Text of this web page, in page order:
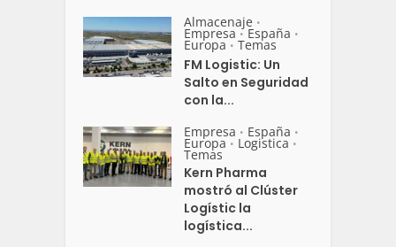
Almacenaje •
Empresa • España •
Europa • Temas
FM Logistic: Un
Salto en Seguridad
con la...
Empresa • España •
Europa • Logistica •
Temas
Kern Pharma
mostró al Clúster
Logístic la
logística...